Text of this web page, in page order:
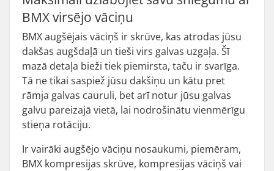
BMX virsējo vāciņu
BMX augšējais vāciņš ir skrūve, kas atrodas jūsu
dakšas augšdaļā un tieši virs galvas uzgaļa. Šī
mazā detaļa bieži tiek piemirsta, taču ir svarīga.
Tā ne tikai saspiež jūsu dakšiņu un kātu pret
rāmja galvas cauruli, bet arī notur jūsu galvas
galvu pareizajā vietā, lai nodrošinātu vienmērīgu
stieņa rotāciju.
Ir vairāki augšējo vāciņu nosaukumi, piemēram,
BMX kompresijas skrūve, kompresijas vāciņš vai